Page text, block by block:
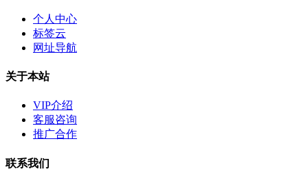
个人中心
标签云
网址导航
关于本站
VIP介绍
客服咨询
推广合作
联系我们